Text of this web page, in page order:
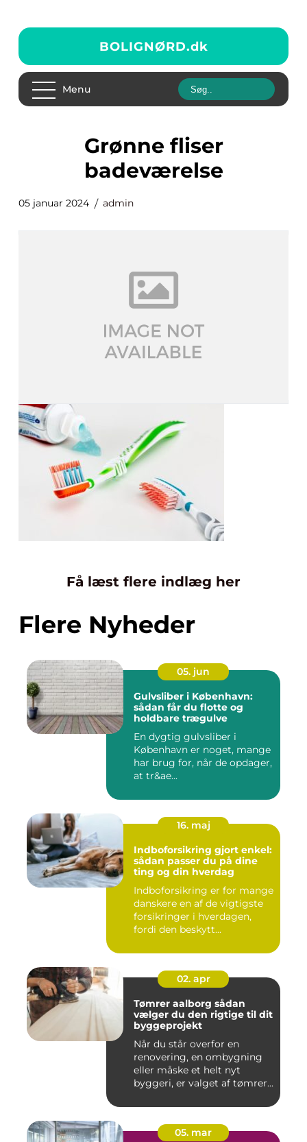
BOLIGNØRD.dk
Menu
grønne fliser
badeværelse
05 januar 2024 admin
Få læst flere indlæg her
Flere Nyheder
05. jun
Gulvsliber i København:
sådan får du flotte og
holdbare trægulve
En dygtig gulvsliber i
København er noget, mange
har brug for, når de opdager,
at tr&ae...
16. maj
Indboforsikring gjort enkel:
sådan passer du på dine
ting og din hverdag
Indboforsikring er for mange
danskere en af de vigtigste
forsikringer i hverdagen,
fordi den beskytt...
02. apr
Tømrer aalborg sådan
vælger du den rigtige til dit
byggeprojekt
Når du står overfor en
renovering, en ombygning
eller måske et helt nyt
byggeri, er valget af tømrer...
05. mar